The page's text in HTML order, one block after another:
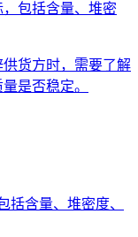
包括含量、堆密
货方时，需要了解
是否稳定。
括含量、堆密度、